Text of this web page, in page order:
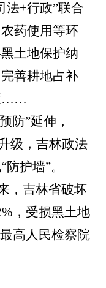
法+行政”联合
药使用等环
土地保护纳
善耕地占补
……
防”延伸，
级，吉林政法
护墙”。
，吉林省破坏
，受损黑土地
高人民检察院